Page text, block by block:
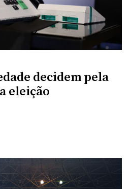
decidem pela
eleição